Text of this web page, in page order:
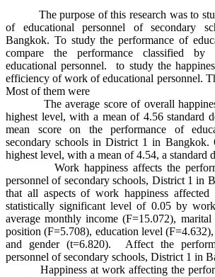
The purpose of this research was to
of educational personnel of secondary
Bangkok. To study the performance of
compare the performance classified by
educational personnel. to study the
efficiency of work of educational personnel.
Most of them were
The average score of overall
highest level, with a mean of 4.56 standard
mean score on the performance of
secondary schools in District 1 in Bangkok.
highest level, with a mean of 4.54, a standard
Work happiness affects the
personnel of secondary schools, District 1 in
that all aspects of work happiness
statistically significant level of 0.05 by
average monthly income (F=15.072),
position (F=5.708), education level
and gender (t=6.820). Affect the
personnel of secondary schools, District 1 in
Happiness at work affecting the